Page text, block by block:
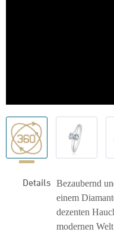
Details Bezaubernd
einem
dezenten
modernen